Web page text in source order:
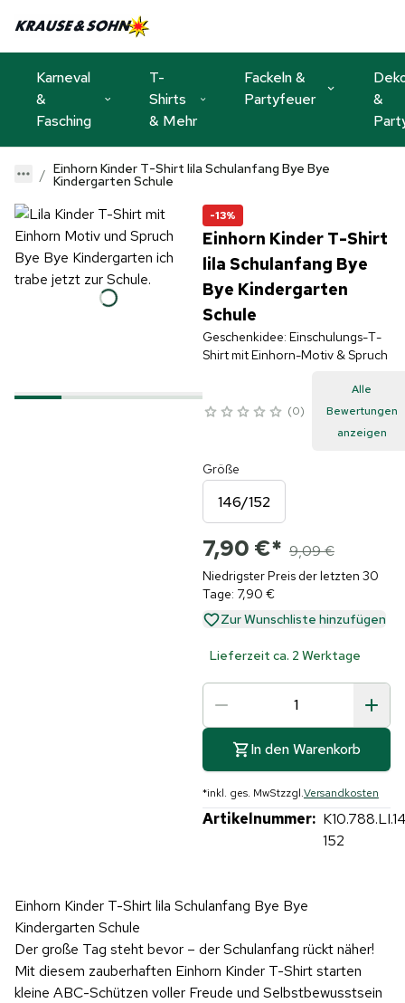
Karneval
&
Fasching
T-
Shirts
& Mehr
Fackeln &
Partyfeuer
&
Einhorn Kinder T-Shirt lila Schulanfang Bye Bye
Kindergarten Schule
-13%
Einhorn Kinder T-Shirt
lila Schulanfang Bye
Bye Kindergarten
Schule
Geschenkidee: Einschulungs-T-
Shirt mit Einhorn-Motiv & Spruch
0
Alle
Bewertungen
anzeigen
Größe
146/152
7,90 €* 9,09 €
Niedrigster Preis der letzten 30
Tage: 7,90 €
Zur Wunschliste hinzufügen
Lieferzeit ca. 2 Werktage
In den Warenkorb
*inkl. ges. MwStzzgl.Versandkosten
Artikelnummer:
152
Einhorn Kinder T-Shirt lila Schulanfang Bye Bye
Kindergarten Schule
Der große Tag steht bevor – der Schulanfang rückt näher!
Mit diesem zauberhaften Einhorn Kinder T-Shirt starten
kleine ABC-Schützen voller Freude und Selbstbewusstsein